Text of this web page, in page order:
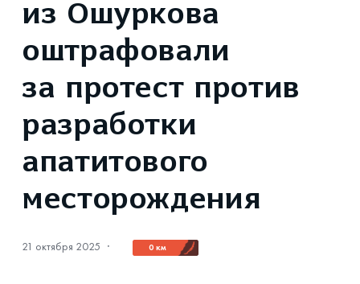
из Ошуркова
оштрафовали
за протест против
разработки
апатитового
месторождения
21 октября 2025 · 0 км